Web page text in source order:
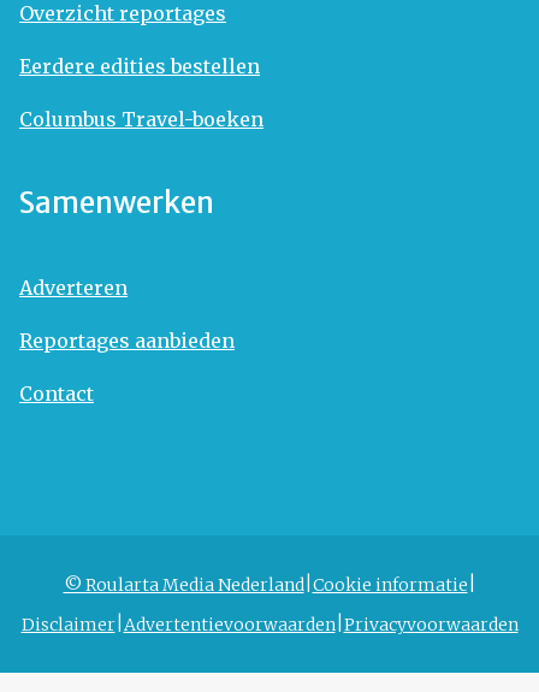
Overzicht reportages
Eerdere edities bestellen
Columbus Travel-boeken
Samenwerken
Adverteren
Reportages aanbieden
Contact
© Roularta Media Nederland Cookie informatie
Disclaimer Advertentievoorwaarden Privacyvoorwaarden